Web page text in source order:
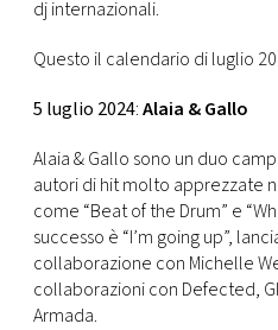
dj internazionali.
Questo il calendario di luglio
5 luglio 2024:Alaia & Gallo
Alaia & Gallo sono un duo
autori di hit molto apprezzate
come “Beat of the Drum” e
successo è “I’m going up”,
collaborazione con Michelle
collaborazioni con Defected,
Armada.